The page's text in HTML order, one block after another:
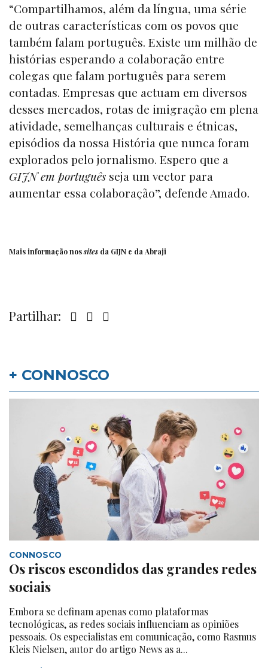
“Compartilhamos, além da língua, uma série
de outras características com os povos que
também falam português. Existe um milhão de
histórias esperando a colaboração entre
colegas que falam português para serem
contadas. Empresas que actuam em diversos
desses mercados, rotas de imigração em plena
atividade, semelhanças culturais e étnicas,
episódios da nossa História que nunca foram
explorados pelo jornalismo. Espero que a
GIJN em português seja um vector para
aumentar essa colaboração”, defende Amado.
Mais informação nossites da GIJN e da Abraji
Partilhar:
+ CONNOSCO
CONNOSCO
Os riscos escondidos das grandes redes
sociais
Embora se definam apenas como plataformas
tecnológicas, as redes sociais influenciam as opiniões
pessoais. Os especialistas em comunicação, como Rasmus
Kleis Nielsen, autor do artigo News as a...